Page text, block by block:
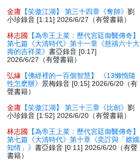
金庸 【笑傲江湖】 第三十四章《奪帥》劉
小珍錄音 [1:11] 2026/6/27（有聲書籍）
林志國
【為帝王上菜：歷代宮廷御醫傳奇】
第七篇《大清時代》第十一章《慈禧六十大
壽的吉祥菜》書亞錄音 [0:17]
2026/6/27（有聲書籍）
弘緣 【佛經裡的一百個智慧】 《13懶惰隨
性怎麽辦》景梅錄音 [0:15] 2026/6/20（有
聲書籍）
金庸 【笑傲江湖】 第三十三章《比劍》劉
小珍錄音 [1:52] 2026/6/20（有聲書籍）
林志國
【為帝王上菜：歷代宮廷御醫傳奇】
第七篇《大清時代》第十章《奕詝與「嫦娥
知情」》書亞錄音 [0:11] 2026/6/20（有聲
書籍）